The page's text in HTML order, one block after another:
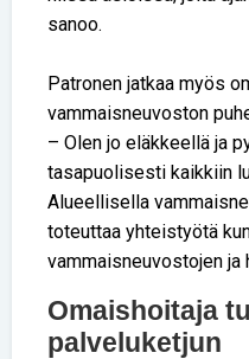
sanoo.
Patronen jatkaa myös
vammaisneuvoston
– Olen jo eläkkeellä ja
tasapuolisesti kaikkiin
Alueellisella
toteuttaa yhteistyötä
vammaisneuvostojen ja
Omaishoitaja
palveluketjun